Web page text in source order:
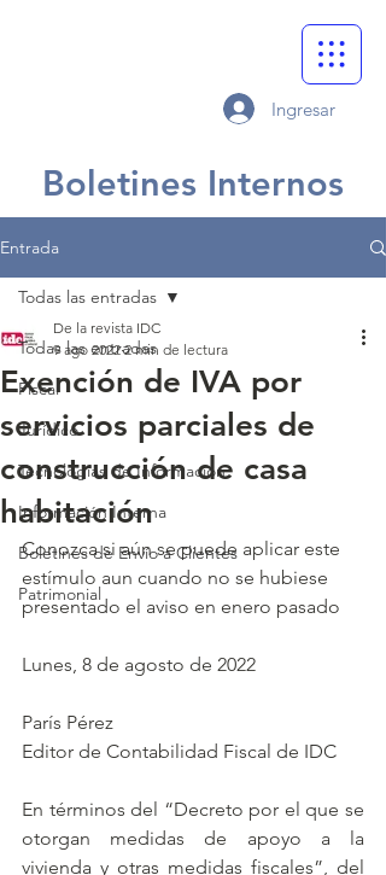
Ingresar
Boletines Internos
Entrada
Todas las entradas
Fiscal
Jurídico
Tecnologías de Información
Información Interna
Boletines de Envío a Clientes
Patrimonial
Todas las entradas
Exención de IVA por
servicios parciales de
construcción de casa
habitación
De la revista IDC
9 ago 2022 2 min de lectura
Conozca si aún se puede aplicar este
estímulo aun cuando no se hubiese
presentado el aviso en enero pasado
Lunes, 8 de agosto de 2022
París Pérez
Editor de Contabilidad Fiscal de IDC
En términos del “Decreto por el que se
otorgan medidas de apoyo a la
vivienda y otras medidas fiscales”, del